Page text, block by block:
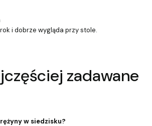
i dobrze wygląda przy stole.
zadawane
w siedzisku?